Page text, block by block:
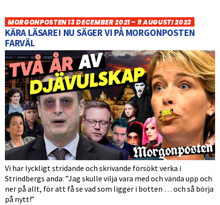
MORGONPOSTEN 13 DECEMBER 2021 – 9 AUGUSTI 2023
KÄRA LÄSARE! NU SÄGER VI PÅ MORGONPOSTEN
FARVÄL
Vi har lyckligt stridande och skrivande försökt verka i
Strindbergs anda: ”Jag skulle vilja vara med och vända upp och
ner på allt, för att få se vad som ligger i botten … och så börja
på nytt!”